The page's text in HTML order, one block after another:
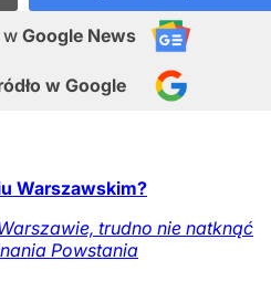
w Google News
w Google
Warszawskim?
trudno nie natknąć
Powstania